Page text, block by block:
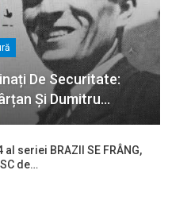
De Securitate:
Și Dumitru…
seriei BRAZII SE FRÂNG,
de…